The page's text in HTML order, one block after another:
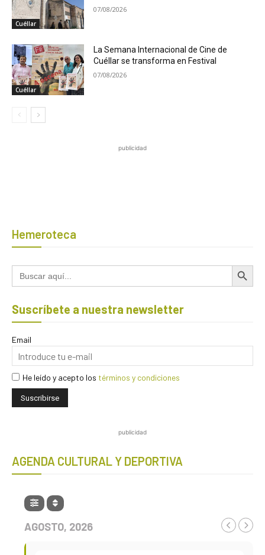
Cuéllar
07/08/2026
Cuéllar
La Semana Internacional de Cine de
Cuéllar se transforma en Festival
07/08/2026
publicidad
Hemeroteca
Buscar: Botón de
Suscríbete a nuestra newsletter
Email
He leído y acepto los términos y condiciones
publicidad
AGENDA CULTURAL Y DEPORTIVA
AGOSTO, 2026